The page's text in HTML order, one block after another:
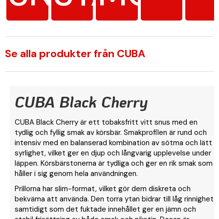
Se alla produkter från CUBA
CUBA Black Cherry
CUBA Black Cherry är ett tobaksfritt vitt snus med en
tydlig och fyllig smak av körsbär. Smakprofilen är rund och
intensiv med en balanserad kombination av sötma och lätt
syrlighet, vilket ger en djup och långvarig upplevelse under
läppen. Körsbärstonerna är tydliga och ger en rik smak som
håller i sig genom hela användningen.
Prillorna har slim-format, vilket gör dem diskreta och
bekväma att använda. Den torra ytan bidrar till låg rinnighet
samtidigt som det fuktade innehållet ger en jämn och